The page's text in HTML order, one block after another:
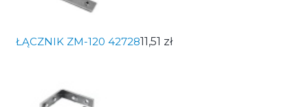
ŁĄCZNIK ZM-120 4272811,51 zł